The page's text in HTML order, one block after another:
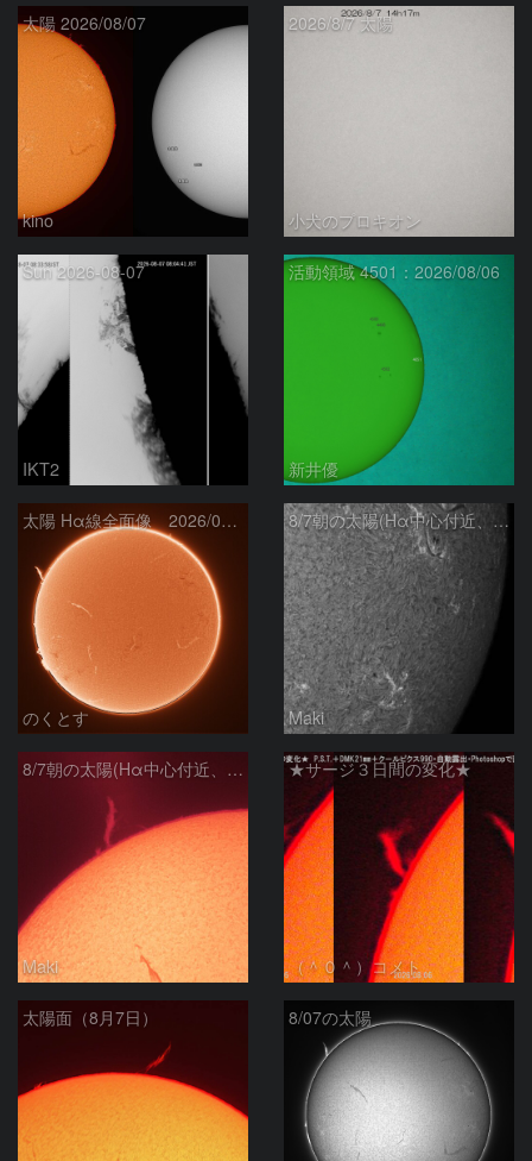
太陽 2026/08/07
kino
2026/8/7 太陽
小犬のプロキオン
Sun 2026-08-07
IKT2
活動領域 4501：2026/08/06
新井優
太陽 Hα線全面像 2026/08/07
のくとす
8/7朝の太陽(Hα中心付近、4498、4502付近)
Maki
8/7朝の太陽(Hα中心付近、プロミネンス)
Maki
★サージ３日間の変化★
（＾０＾）コメト
太陽面（8月7日） 8/07の太陽